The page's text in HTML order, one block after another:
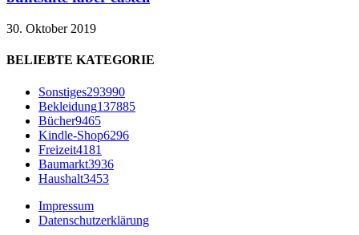
30. Oktober 2019
BELIEBTE KATEGORIE
Sonstiges293990
Bekleidung137885
Bücher9465
Kindle-Shop6296
Freizeit4181
Baumarkt3936
Haushalt3453
Impressum
Datenschutzerklärung